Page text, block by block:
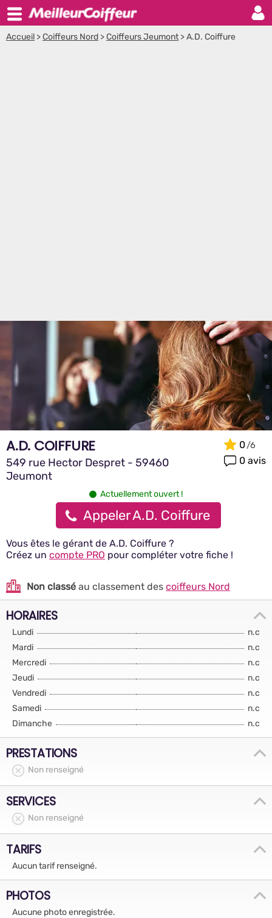
Accueil >Coiffeurs Nord >Coiffeurs Jeumont>A.D. Coiffure
A.D. COIFFURE
549 rue Hector Despret - 59460
Jeumont
0
0 avis
Actuellement ouvert !
Appeler A.D. Coiffure
Vous êtes le gérant de A.D. Coiffure ?
Créez un compte PRO pour compléter votre fiche !
Non classé au classement des coiffeurs Nord
HORAIRES
Lundi
n.c
Mardi
n.c
Mercredi
n.c
Jeudi
n.c
Vendredi
n.c
Samedi
n.c
Dimanche
n.c
PRESTATIONS
Non renseigné
SERVICES
Non renseigné
TARIFS
Aucun tarif renseigné.
PHOTOS
Aucune photo enregistrée.